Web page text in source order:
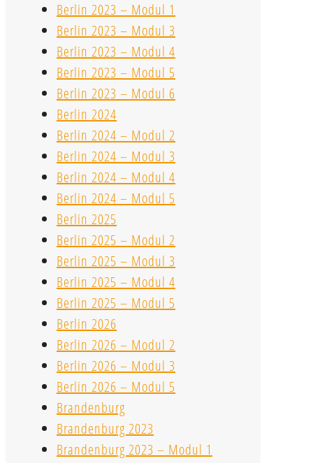
Berlin 2023 – Modul 1
Berlin 2023 – Modul 3
Berlin 2023 – Modul 4
Berlin 2023 – Modul 5
Berlin 2023 – Modul 6
Berlin 2024
Berlin 2024 – Modul 2
Berlin 2024 – Modul 3
Berlin 2024 – Modul 4
Berlin 2024 – Modul 5
Berlin 2025
Berlin 2025 – Modul 2
Berlin 2025 – Modul 3
Berlin 2025 – Modul 4
Berlin 2025 – Modul 5
Berlin 2026
Berlin 2026 – Modul 2
Berlin 2026 – Modul 3
Berlin 2026 – Modul 5
Brandenburg
Brandenburg 2023
Brandenburg 2023 – Modul 1